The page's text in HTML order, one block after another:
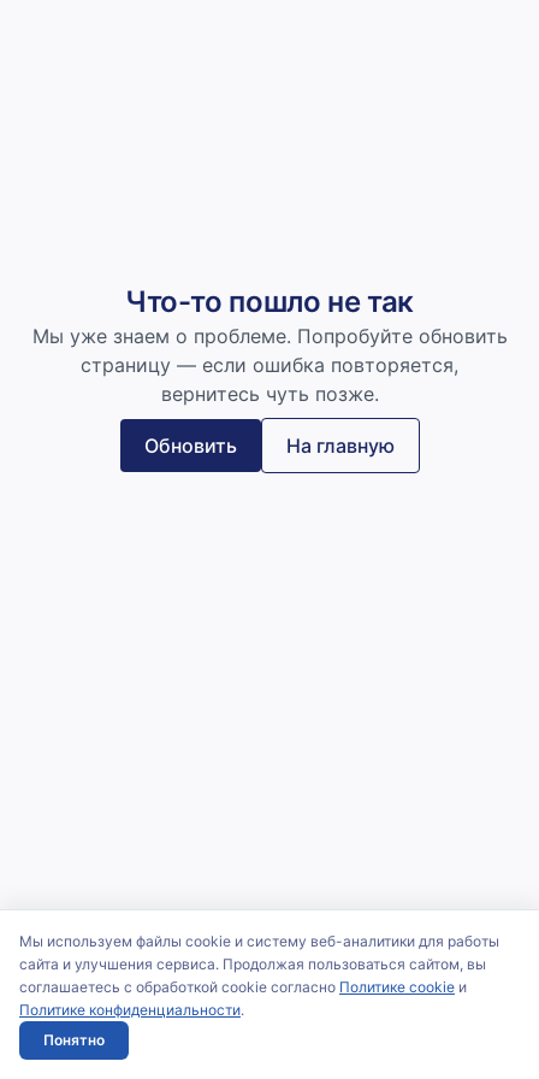
Что-то пошло не так
Мы уже знаем о проблеме. Попробуйте обновить
страницу — если ошибка повторяется,
вернитесь чуть позже.
Обновить На главную
Мы используем файлы cookie и систему веб-аналитики для работы
сайта и улучшения сервиса. Продолжая пользоваться сайтом, вы
соглашаетесь с обработкой cookie согласно Политике cookie и
Политике конфиденциальности.
Понятно